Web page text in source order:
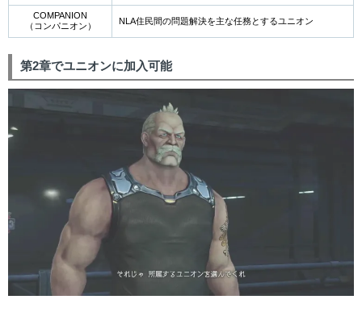
COMPANION
（コンパニオン）
NLA住民間の問題解決を主な任務とするユニオン
第2章でユニオンに加入可能